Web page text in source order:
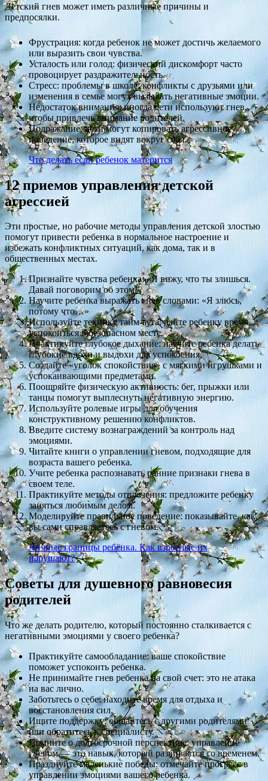
Детский гнев может иметь различные причины и
предпосялки.
Фрустрация: когда ребенок не может достичь желаемого
или выразить свои чувства.
Усталость или голод: физический дискомфорт часто
провоцирует раздражительность.
Стресс: проблемы в школе, конфликты с друзьями или
изменения в семье могут вызывать негативные эмоции.
Недостаток внимания: иногда дети используют гнев,
чтобы привлечь внимание родителей.
Подражание: дети могут копировать агрессивное
поведение, которое видят вокруг себя.
Что делать если ребенок матерится
12 приемов управления детской
агрессией
Эти простые, но рабочие методы управления детской злостью
помогут привести ребенка в нормальное настроение и
избежать конфликтных ситуаций, как дома, так и в
общественных местах.
Признайте чувства ребенка: «Я вижу, что ты злишься.
Давай поговорим об этом».
Научите ребенка выражать гнев словами: «Я злюсь,
потому что…»
Используйте технику тайм-аута: дайте ребенку время
успокоиться в безопасном месте.
Практикуйте глубокое дыхание: научите ребенка делать
глубокие вдохи и выдохи для успокоения.
Создайте «уголок спокойствия» с мягкими игрушками и
успокаивающими предметами.
Поощряйте физическую активность: бег, прыжки или
танцы помогут выплеснуть негативную энергию.
Используйте ролевые игры для обучения
конструктивному решению конфликтов.
Введите систему вознаграждений за контроль над
эмоциями.
Читайте книги о управлении гневом, подходящие для
возраста вашего ребенка.
Учите ребенка распознавать ранние признаки гнева в
своем теле.
Практикуйте методы отвлечения: предложите ребенку
заняться любимым делом.
Моделируйте правильное поведение: показывайте, как
вы сами справляетесь с гневом.
Личные границы ребёнка. Как взрослые их
нарушают?
Советы для душевного равновесия
родителей
Что же делать родителю, который постоянно сталкивается с
негативными эмоциями у своего ребенка?
Практикуйте самообладание: ваше спокойствие
поможет успокоить ребенка.
Не принимайте гнев ребенка на свой счет: это не атака
на вас лично.
Заботьтесь о себе: находите время для отдыха и
восстановления сил.
Ищите поддержку: общайтесь с другими родителями
или обратитесь к специалисту.
Помните о долгосрочной перспективе: управление
гневом — это навык, который развивается со временем.
Празднуйте маленькие победы: отмечайте прогресс в
управлении эмоциями вашего ребенка.